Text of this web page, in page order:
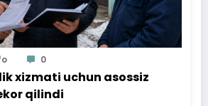
0
xizmati uchun asossiz
qilindi